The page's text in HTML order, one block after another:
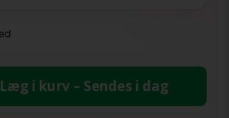
Læg i kurv – Sendes i dag